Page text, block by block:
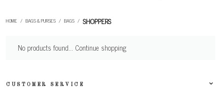
HOME / BAGS & PURSES / BAGS / SHOPPERS
No products found... Continue shopping
CUSTOMER SERVICE